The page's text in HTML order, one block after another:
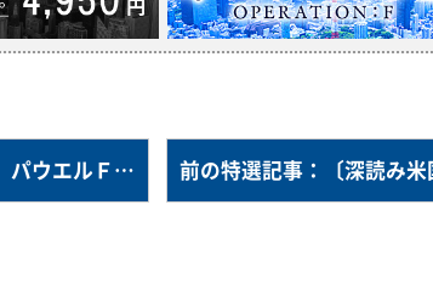
次の特選記事：〔深読み米国株〕パウエルＦＲＢ議長の敵はエヌビディア？